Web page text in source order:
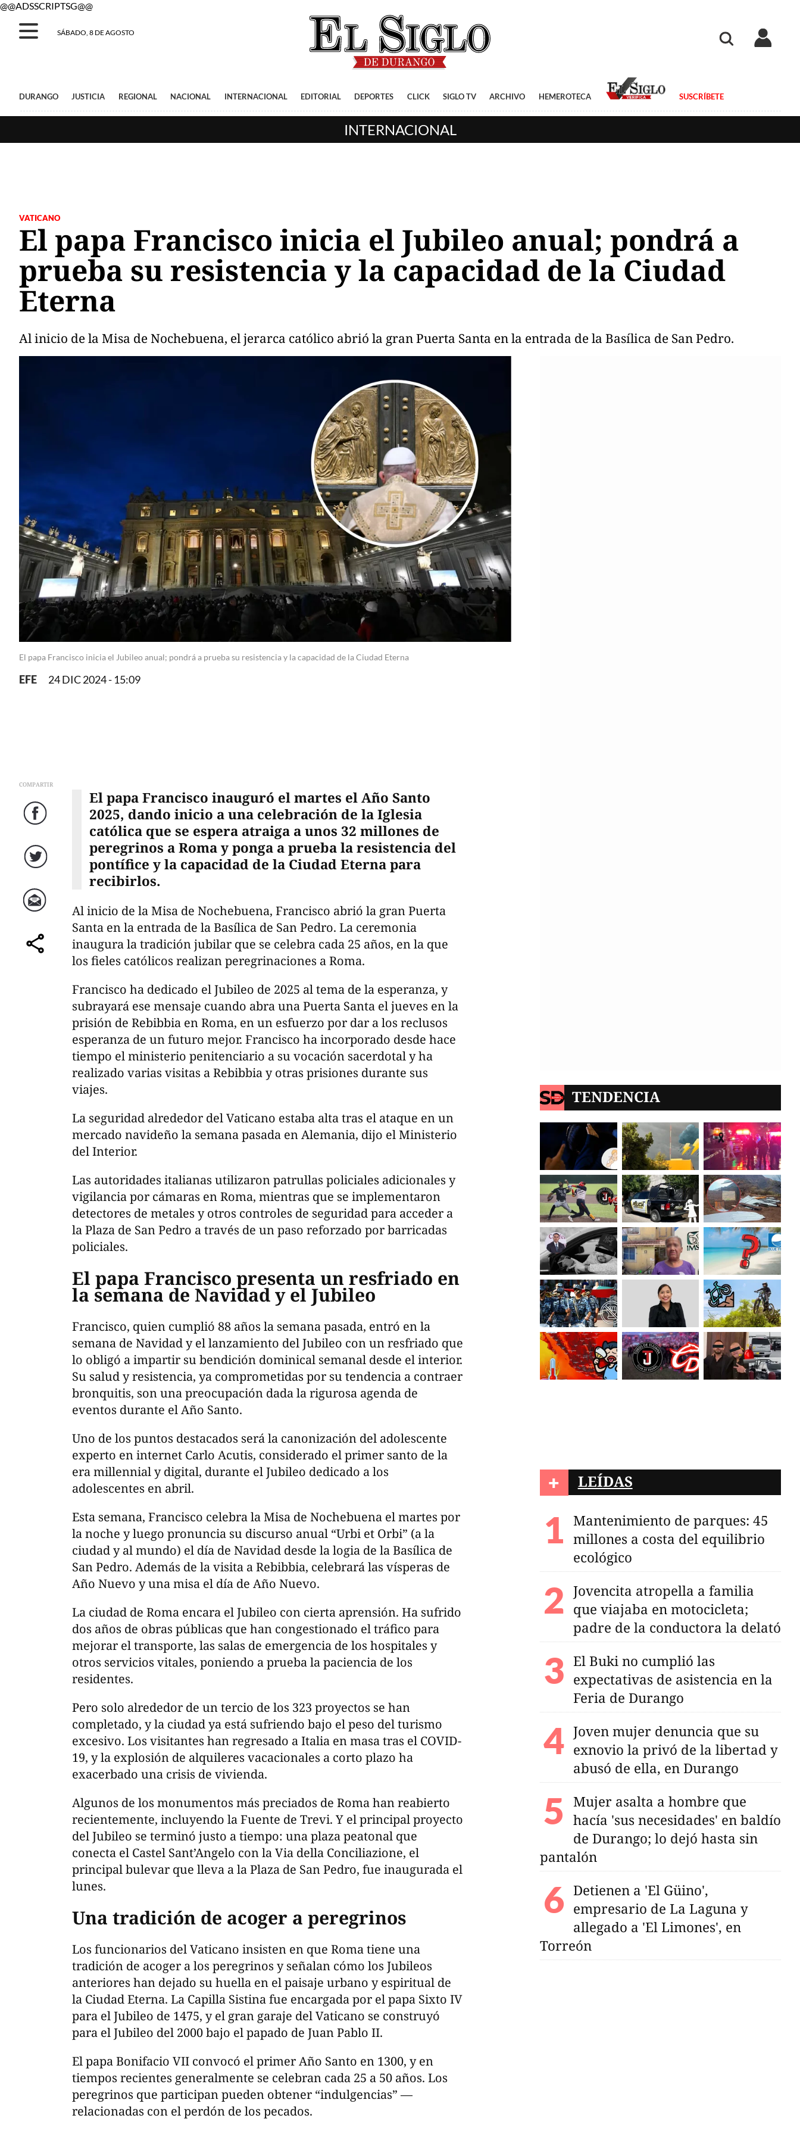
@@ADSSCRIPTSG@@
SÁBADO, 8 DE AGOSTO
DURANGO JUSTICIA REGIONAL NACIONAL INTERNACIONAL EDITORIAL DEPORTES CLICK SIGLO TV ARCHIVO HEMEROTECA SUSCRÍBETE
INTERNACIONAL
VATICANO
El papa Francisco inicia el Jubileo anual; pondrá a
prueba su resistencia y la capacidad de la Ciudad
Eterna
Al inicio de la Misa de Nochebuena, el jerarca católico abrió la gran Puerta Santa en la entrada de la Basílica de San Pedro.
El papa Francisco inicia el Jubileo anual; pondrá a prueba su resistencia y la capacidad de la Ciudad Eterna
EFE 24 DIC 2024 - 15:09
COMPARTIR
Facebook
Twitter
Correo
comparte
El papa Francisco inauguró el martes el Año Santo
2025, dando inicio a una celebración de la Iglesia
católica que se espera atraiga a unos 32 millones de
peregrinos a Roma y ponga a prueba la resistencia del
pontífice y la capacidad de la Ciudad Eterna para
recibirlos.
Al inicio de la Misa de Nochebuena, Francisco abrió la gran Puerta
Santa en la entrada de la Basílica de San Pedro. La ceremonia
inaugura la tradición jubilar que se celebra cada 25 años, en la que
los fieles católicos realizan peregrinaciones a Roma.
Francisco ha dedicado el Jubileo de 2025 al tema de la esperanza, y
subrayará ese mensaje cuando abra una Puerta Santa el jueves en la
prisión de Rebibbia en Roma, en un esfuerzo por dar a los reclusos
esperanza de un futuro mejor. Francisco ha incorporado desde hace
tiempo el ministerio penitenciario a su vocación sacerdotal y ha
realizado varias visitas a Rebibbia y otras prisiones durante sus
viajes.
La seguridad alrededor del Vaticano estaba alta tras el ataque en un
mercado navideño la semana pasada en Alemania, dijo el Ministerio
del Interior.
Las autoridades italianas utilizaron patrullas policiales adicionales y
vigilancia por cámaras en Roma, mientras que se implementaron
detectores de metales y otros controles de seguridad para acceder a
la Plaza de San Pedro a través de un paso reforzado por barricadas
policiales.
El papa Francisco presenta un resfriado en
la semana de Navidad y el Jubileo
Francisco, quien cumplió 88 años la semana pasada, entró en la
semana de Navidad y el lanzamiento del Jubileo con un resfriado que
lo obligó a impartir su bendición dominical semanal desde el interior.
Su salud y resistencia, ya comprometidas por su tendencia a contraer
bronquitis, son una preocupación dada la rigurosa agenda de
eventos durante el Año Santo.
Uno de los puntos destacados será la canonización del adolescente
experto en internet Carlo Acutis, considerado el primer santo de la
era millennial y digital, durante el Jubileo dedicado a los
adolescentes en abril.
Esta semana, Francisco celebra la Misa de Nochebuena el martes por
la noche y luego pronuncia su discurso anual “Urbi et Orbi” (a la
ciudad y al mundo) el día de Navidad desde la logia de la Basílica de
San Pedro. Además de la visita a Rebibbia, celebrará las vísperas de
Año Nuevo y una misa el día de Año Nuevo.
La ciudad de Roma encara el Jubileo con cierta aprensión. Ha sufrido
dos años de obras públicas que han congestionado el tráfico para
mejorar el transporte, las salas de emergencia de los hospitales y
otros servicios vitales, poniendo a prueba la paciencia de los
residentes.
Pero solo alrededor de un tercio de los 323 proyectos se han
completado, y la ciudad ya está sufriendo bajo el peso del turismo
excesivo. Los visitantes han regresado a Italia en masa tras el COVID-
19, y la explosión de alquileres vacacionales a corto plazo ha
exacerbado una crisis de vivienda.
Algunos de los monumentos más preciados de Roma han reabierto
recientemente, incluyendo la Fuente de Trevi. Y el principal proyecto
del Jubileo se terminó justo a tiempo: una plaza peatonal que
conecta el Castel Sant’Angelo con la Via della Conciliazione, el
principal bulevar que lleva a la Plaza de San Pedro, fue inaugurada el
lunes.
Una tradición de acoger a peregrinos
Los funcionarios del Vaticano insisten en que Roma tiene una
tradición de acoger a los peregrinos y señalan cómo los Jubileos
anteriores han dejado su huella en el paisaje urbano y espiritual de
la Ciudad Eterna. La Capilla Sistina fue encargada por el papa Sixto IV
para el Jubileo de 1475, y el gran garaje del Vaticano se construyó
para el Jubileo del 2000 bajo el papado de Juan Pablo II.
El papa Bonifacio VII convocó el primer Año Santo en 1300, y en
tiempos recientes generalmente se celebran cada 25 a 50 años. Los
peregrinos que participan pueden obtener “indulgencias” —
relacionadas con el perdón de los pecados.
TENDENCIA
+ LEÍDAS
Mantenimiento de parques: 45
millones a costa del equilibrio
ecológico
Jovencita atropella a familia
que viajaba en motocicleta;
padre de la conductora la delató
El Buki no cumplió las
expectativas de asistencia en la
Feria de Durango
Joven mujer denuncia que su
exnovio la privó de la libertad y
abusó de ella, en Durango
Mujer asalta a hombre que
hacía 'sus necesidades' en baldío
de Durango; lo dejó hasta sin
pantalón
Detienen a 'El Güino',
empresario de La Laguna y
allegado a 'El Limones', en
Torreón